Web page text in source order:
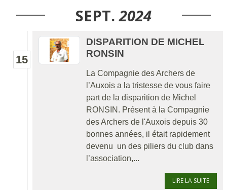
SEPT. 2024
15
DISPARITION DE MICHEL
RONSIN
La Compagnie des Archers de
l’Auxois a la tristesse de vous faire
part de la disparition de Michel
RONSIN. Présent à la Compagnie
des Archers de l'Auxois depuis 30
bonnes années, il était rapidement
devenu un des piliers du club dans
l’association,...
LIRE LA SUITE